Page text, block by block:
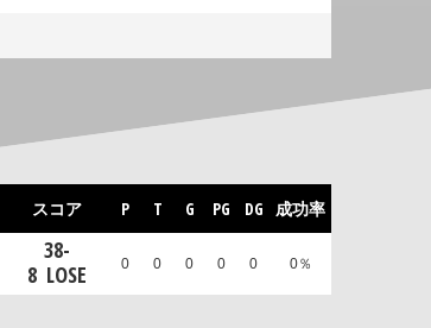
スコア P T G PG DG 成功率
38-
8 LOSE 0 0 0 0 0 0％